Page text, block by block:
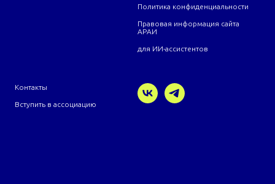
Политика конфиденциальности
Правовая информация сайта
АРАИ
для ИИ-ассистентов
Контакты
Вступить в ассоциацию